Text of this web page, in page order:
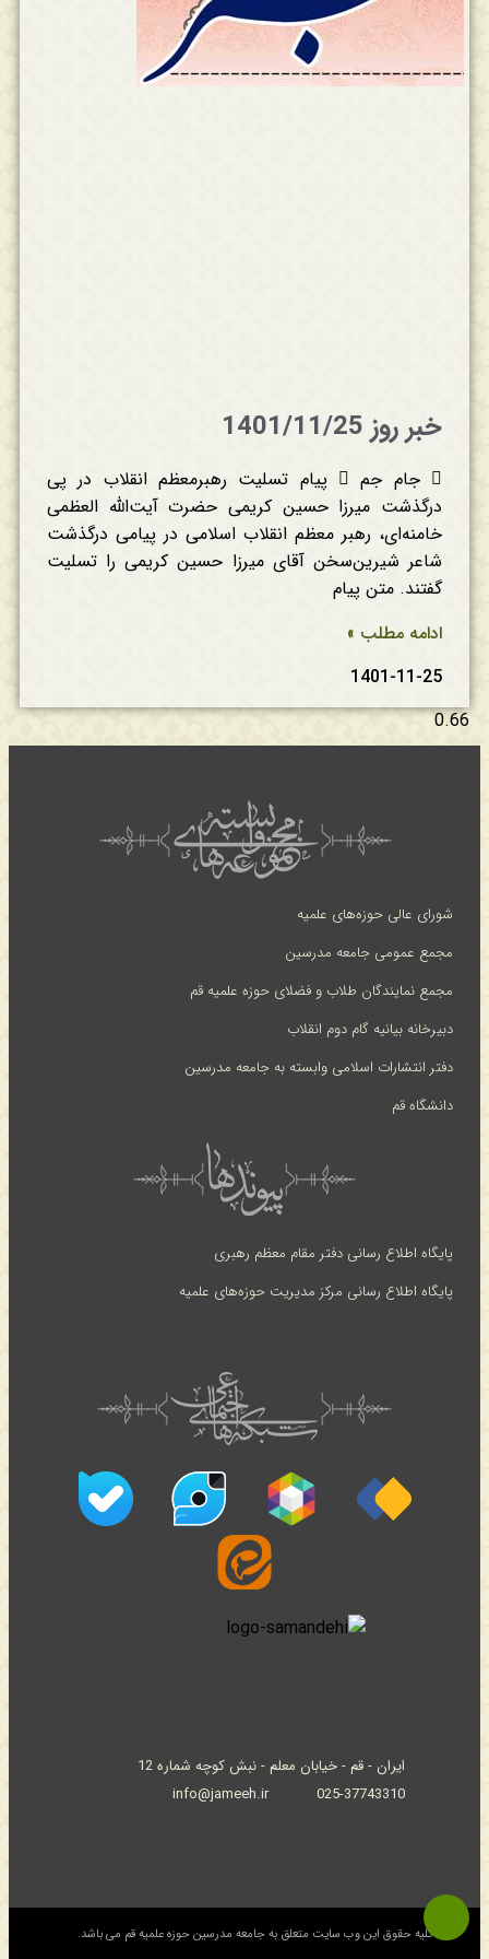
خبر روز 1401/11/25
 جام جم  پیام تسلیت رهبرمعظم انقلاب در پی
درگذشت میرزا حسین کریمی حضرت آیت‌الله العظمی
خامنه‌ای، رهبر معظم انقلاب اسلامی در پیامی درگذشت
شاعر شیرین‌سخن آقای میرزا حسین کریمی را تسلیت
گفتند. متن پیام
ادامه مطلب »
1401-11-25
شورای عالی حوزه‌های علمیه
مجمع عمومی جامعه مدرسین
مجمع نمایندگان طلاب و فضلای حوزه علمیه قم
دبیرخانه بیانیه گام دوم انقلاب
دفتر انتشارات اسلامی وابسته به جامعه مدرسین
دانشگاه قم
پایگاه اطلاع رسانی دفتر مقام معظم رهبری
پایگاه اطلاع رسانی مرکز مدیریت حوزه‌های علمیه
ایران - قم - خیابان معلم - نبش کوچه شماره 12
025-37743310
info@jameeh.ir
© کلیه حقوق این وب سایت متعلق به جامعه مدرسین حوزه علمیه قم می باشد.